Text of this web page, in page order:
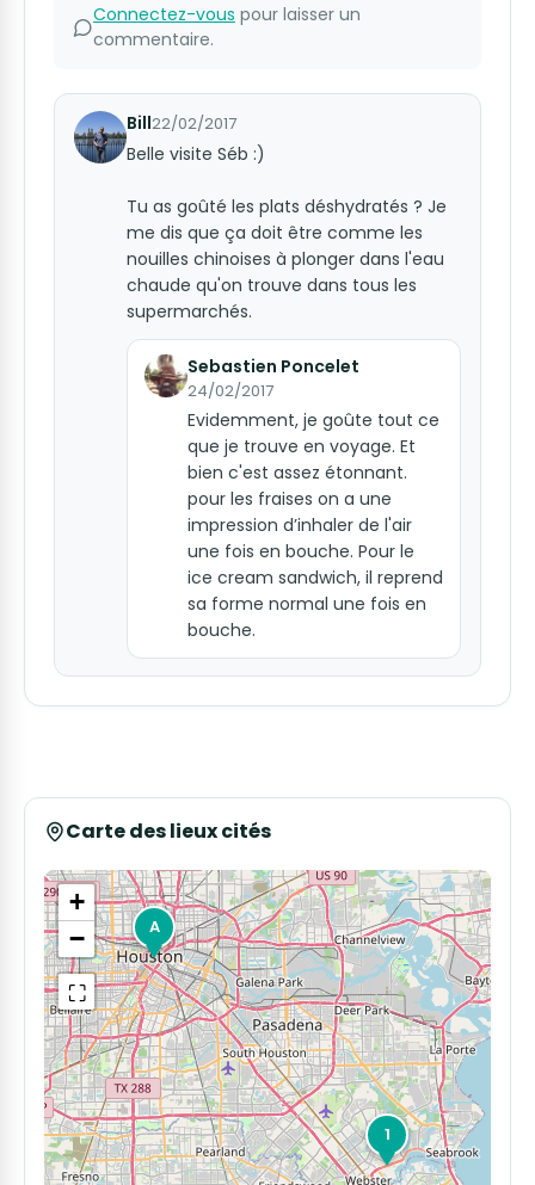
Connectez-vous pour laisser un
commentaire.
Bill22/02/2017
Belle visite Séb :)
Tu as goûté les plats déshydratés ? Je
me dis que ça doit être comme les
nouilles chinoises à plonger dans l'eau
chaude qu'on trouve dans tous les
supermarchés.
Sebastien Poncelet
24/02/2017
Evidemment, je goûte tout ce
que je trouve en voyage. Et
bien c'est assez étonnant.
pour les fraises on a une
impression d’inhaler de l'air
une fois en bouche. Pour le
ice cream sandwich, il reprend
sa forme normal une fois en
bouche.
Carte des lieux cités
1
A
+
−
⛶